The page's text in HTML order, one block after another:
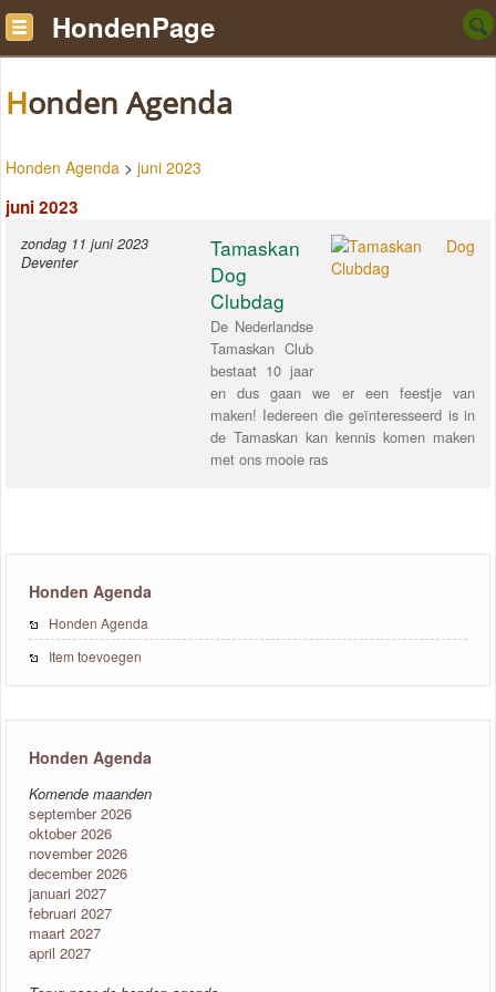
HondenPage
Honden Agenda
Honden Agenda > juni 2023
juni 2023
zondag 11 juni 2023
Deventer
Tamaskan
Dog
Clubdag
De Nederlandse
Tamaskan Club
bestaat 10 jaar
en dus gaan we er een feestje van
maken! Iedereen die geïnteresseerd is in
de Tamaskan kan kennis komen maken
met ons mooie ras
Honden Agenda
Honden Agenda
Item toevoegen
Honden Agenda
Komende maanden
september 2026
oktober 2026
november 2026
december 2026
januari 2027
februari 2027
maart 2027
april 2027